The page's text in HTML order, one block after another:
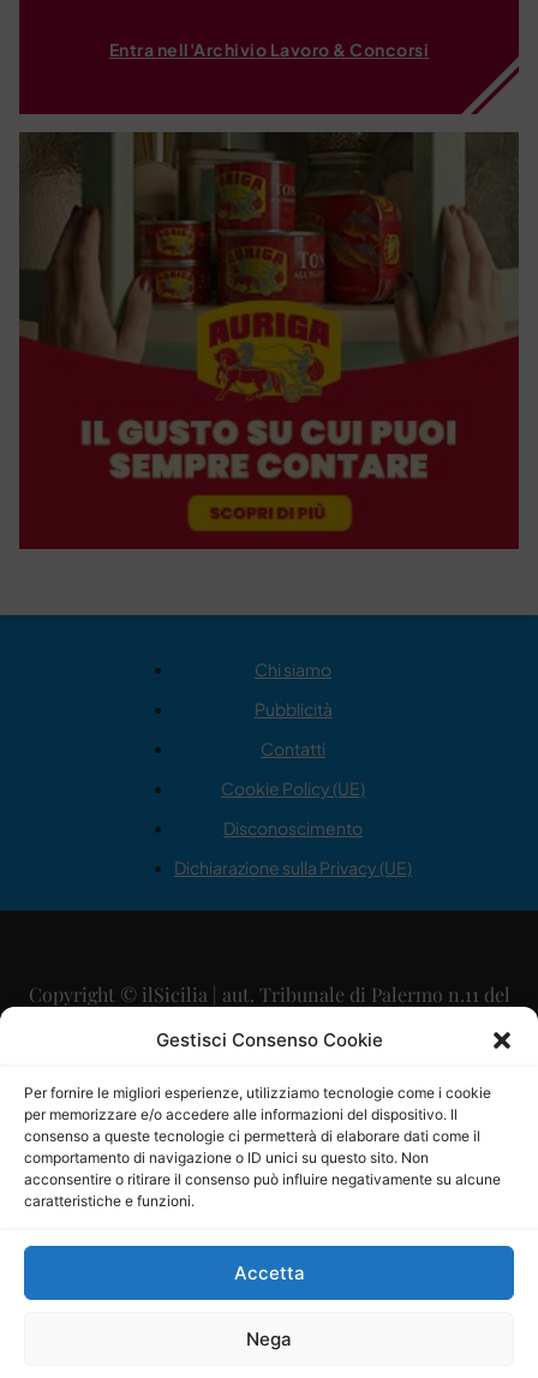
Gestisci Consenso Cookie
Per fornire le migliori esperienze, utilizziamo tecnologie come i cookie
per memorizzare e/o accedere alle informazioni del dispositivo. Il
consenso a queste tecnologie ci permetterà di elaborare dati come il
comportamento di navigazione o ID unici su questo sito. Non
acconsentire o ritirare il consenso può influire negativamente su alcune
caratteristiche e funzioni.
Accetta
Nega
Entra nell'Archivio Lavoro & Concorsi
Chi siamo
Pubblicità
Contatti
Cookie Policy (UE)
Disconoscimento
Dichiarazione sulla Privacy (UE)
Copyright © ilSicilia | aut. Tribunale di Palermo n.11 del
29/09/2015
Direttore Editoriale: Maurizio Scaglione
Direttore Responsabile: Maria Calabrese
P.IVA: 06334930820
Mercurio Comunicazione Società Cooperativa a r.l. è
iscritta al Registro degli Operatori di Comunicazione al